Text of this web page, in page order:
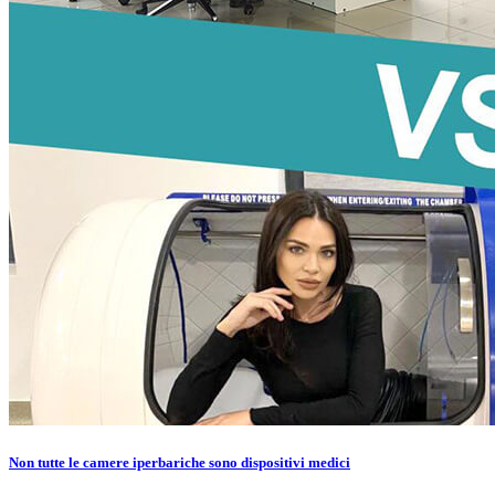
Non tutte le camere iperbariche sono dispositivi medici